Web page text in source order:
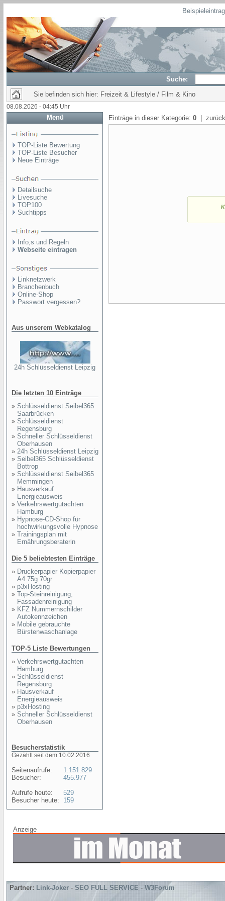
Suche:
Sie befinden sich hier: Freizeit & Lifestyle / Film & Kino
08.08.2026 - 04:45 Uhr
Menü
TOP-Liste Bewertung
TOP-Liste Besucher
Neue Einträge
Detailsuche
Livesuche
TOP100
Suchtipps
Info,s und Regeln
Webseite eintragen
Linknetzwerk
Branchenbuch
Online-Shop
Passwort vergessen?
Aus unserem Webkatalog
24h Schlüsseldienst Leipzig
Die letzten 10 Einträge
» Schlüsseldienst Seibel365
Saarbrücken
» Schlüsseldienst
Regensburg
» Schneller Schlüsseldienst
Oberhausen
» 24h Schlüsseldienst Leipzig
» Seibel365 Schlüsseldienst
Bottrop
» Schlüsseldienst Seibel365
Memmingen
» Hausverkauf
Energieausweis
» Verkehrswertgutachten
Hamburg
» Hypnose-CD-Shop für
hochwirkungsvolle Hypnose
» Trainingsplan mit
Ernährungsberaterin
Die 5 beliebtesten Einträge
» Druckerpapier Kopierpapier
A4 75g 70gr
» p3xHosting
» Top-Steinreinigung,
Fassadenreinigung
» KFZ Nummernschilder
Autokennzeichen
» Mobile gebrauchte
Bürstenwaschanlage
TOP-5 Liste Bewertungen
» Verkehrswertgutachten
Hamburg
» Schlüsseldienst
Regensburg
» Hausverkauf
Energieausweis
» p3xHosting
» Schneller Schlüsseldienst
Oberhausen
Besucherstatistik
Gezählt seit dem 10.02.2016
Seitenaufrufe:
Besucher:
Aufrufe heute:
Besucher heute:
1.151.829
455.977
529
159
Einträge in dieser Kategorie: 0 |
Anzeige
Partner: Link-Joker - SEO FULL SERVICE - W3Forum